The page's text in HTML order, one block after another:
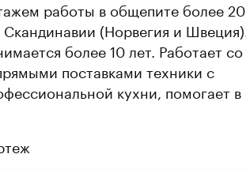
работы в общепите более 20
(Норвегия и Швеция).
более 10 лет. Работает со
поставками техники с
кухни, помогает в